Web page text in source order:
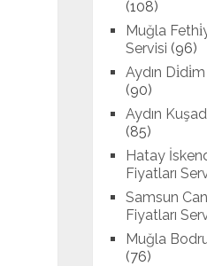
(108)
Muğla
Servisi (96)
Aydın
(90)
Aydın
(85)
Hatay
Fiyatları
Samsun
Fiyatları
Muğla
(76)